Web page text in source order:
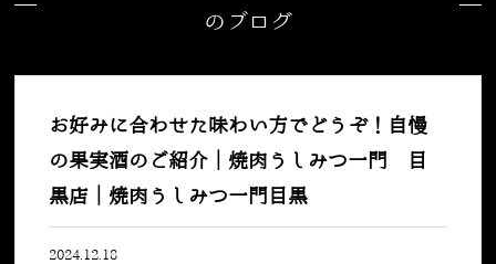
のブログ
お好みに合わせた味わい方でどうぞ！自慢
の果実酒のご紹介｜焼肉うしみつ一門 目
黒店｜焼肉うしみつ一門目黒
2024.12.18